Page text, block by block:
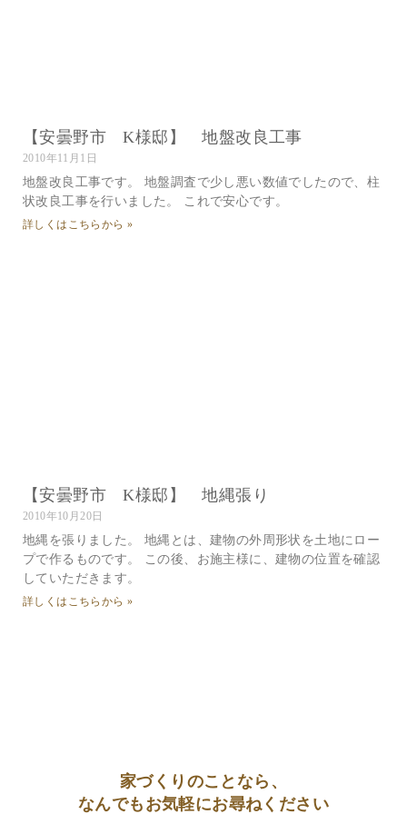
【安曇野市 K様邸】 地盤改良工事
2010年11月1日
地盤改良工事です。 地盤調査で少し悪い数値でしたので、柱
状改良工事を行いました。 これで安心です。
詳しくはこちらから »
【安曇野市 K様邸】 地縄張り
2010年10月20日
地縄を張りました。 地縄とは、建物の外周形状を土地にロー
プで作るものです。 この後、お施主様に、建物の位置を確認
していただきます。
詳しくはこちらから »
家づくりのことなら、
なんでもお気軽にお尋ねください